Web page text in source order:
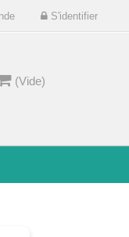
S'identifier
(Vide)